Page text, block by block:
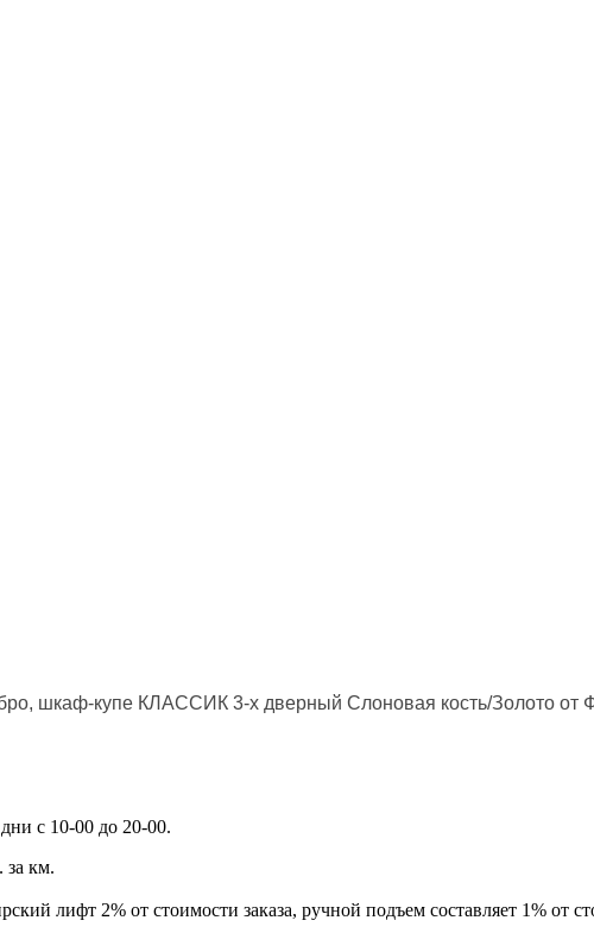
шкаф-купе КЛАССИК 3-х дверный Слоновая кость/Золото от
с 10-00 до 20-00.
км.
лифт 2% от стоимости заказа, ручной подъем составляет 1% от